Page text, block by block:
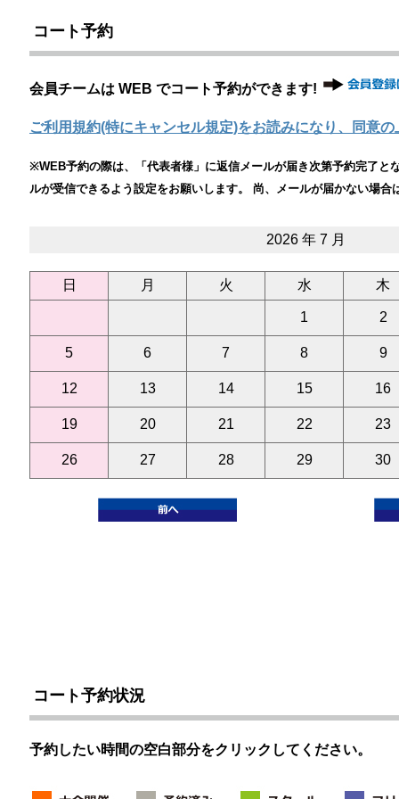
コート予約
会員チームは WEB でコート予約ができます!
ご利用規約(特にキャンセル規定)をお読みになり、同意
※WEB予約の際は、「代表者様」に返信メールが届き次第予約完了
ルが受信できるよう設定をお願いします。 尚、メールが届かない場
2026 年 7 月
日 月 火 水 木
1 2
5 6 7 8 9
12 13 14 15 16
19 20 21 22 23
26 27 28 29 30
コート予約状況
予約したい時間の空白部分をクリックしてください。